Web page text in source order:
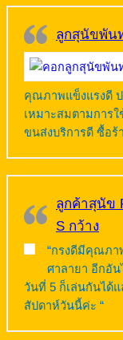
ลูกสุนัขพัน
คุณภาพแข็งแรงดี ป
เหมาะสมตามการ
ขนส่งบริการดี ซื้อร้า
ลูกค้าสุนัข
S กว้าง
“กรงดีมีคุณภา
ศาลายา อีกอัน
วันที่ 5 ก็เล่นกันได้
สัปดาห์วันนี้ค่ะ “